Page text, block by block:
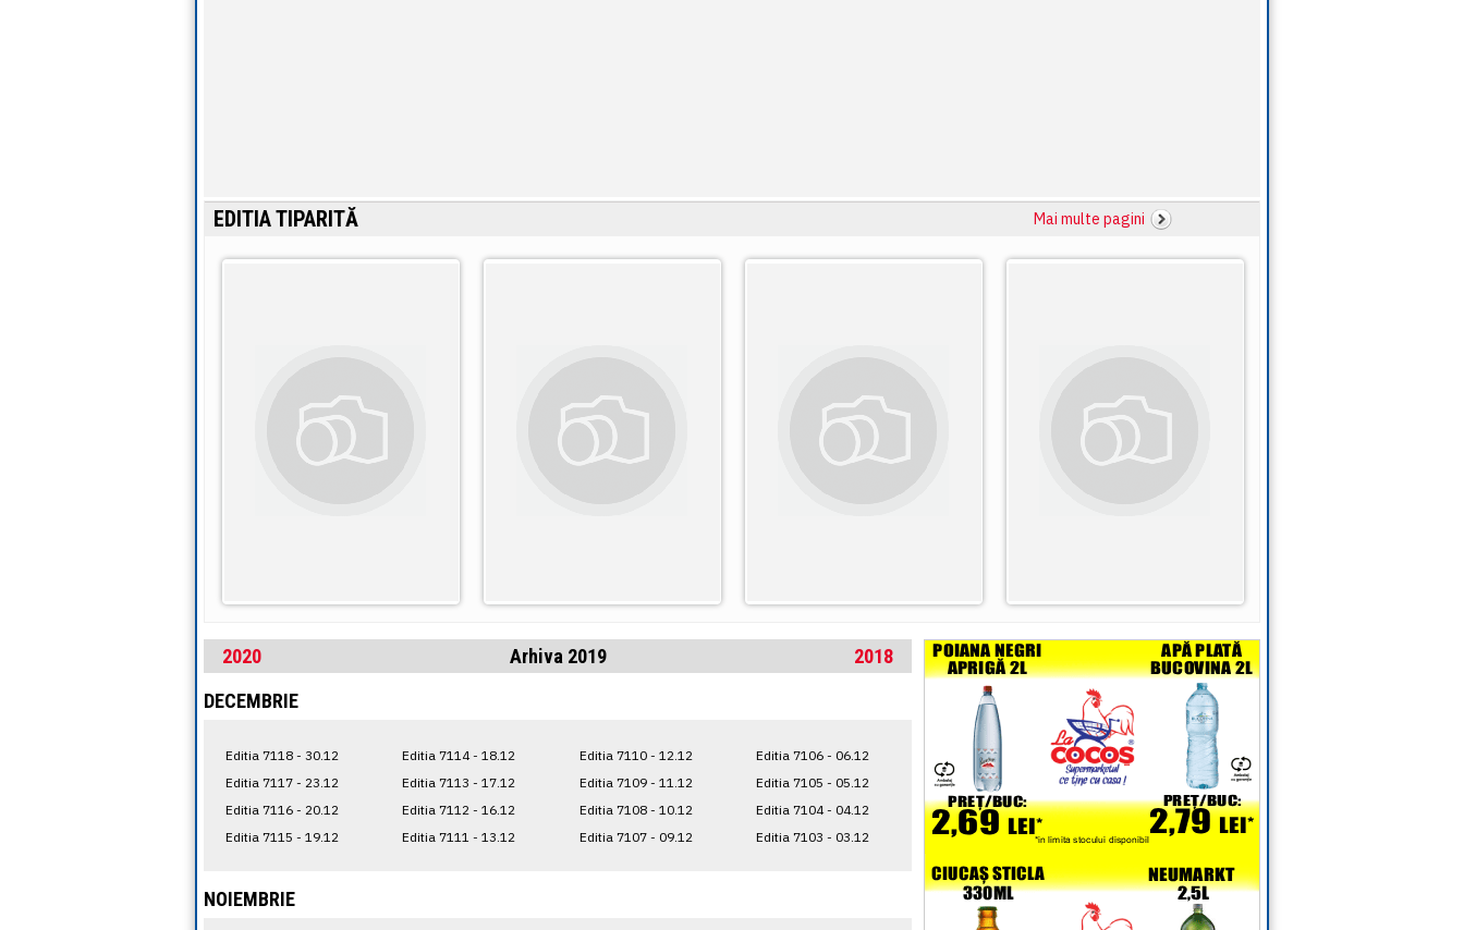
EDITIA TIPARITĂ Mai multe pagini
2020 2018
Arhiva 2019
DECEMBRIE
Editia 7118 - 30.12
Editia 7117 - 23.12
Editia 7116 - 20.12
Editia 7115 - 19.12
Editia 7114 - 18.12
Editia 7113 - 17.12
Editia 7112 - 16.12
Editia 7111 - 13.12
Editia 7110 - 12.12
Editia 7109 - 11.12
Editia 7108 - 10.12
Editia 7107 - 09.12
Editia 7106 - 06.12
Editia 7105 - 05.12
Editia 7104 - 04.12
Editia 7103 - 03.12
NOIEMBRIE